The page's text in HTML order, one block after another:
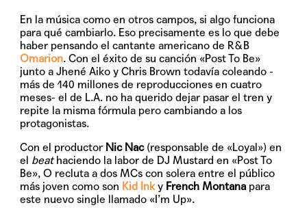
En la música como en otros campos, si algo funciona
para qué cambiarlo. Eso precisamente es lo que debe
haber pensando el cantante americano de R&B
Omarion. Con el éxito de su canción «Post To Be»
junto a Jhené Aiko y Chris Brown todavía coleando -
más de 140 millones de reproducciones en cuatro
meses- el de L.A. no ha querido dejar pasar el tren y
repite la misma fórmula pero cambiando a los
protagonistas.
Con el productor Nic Nac(responsable de «Loyal») en
el beathaciendo la labor de DJ Mustard en «Post To
Be», O recluta a dos MCs con solera entre el público
más joven como son Kid Inky French Montana para
este nuevo single llamado «I’m Up».